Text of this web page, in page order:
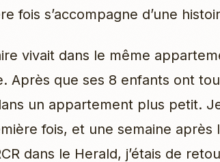
fois s’accompagne d’une
vivait dans le même
Après que ses 8 enfants ont
un appartement plus petit.
fois, et une semaine après
dans le Herald, j’étais de